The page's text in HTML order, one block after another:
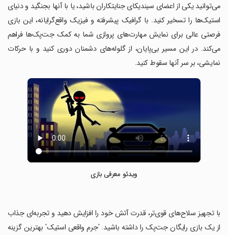
می‌توانید یکی از اعضای سیندیکای جنایتکاران باشید، یا با آنها بجنگید و دنیای
استیک‌ها را تسخیر کنید. با گرافیک پیشرفته و فیزیک واقع‌گرایانه، این بازی
فرصتی عالی برای نمایش مهارت‌های پروازی شما به کمک جت‌پک‌ها فراهم
می‌کند. در این مسیر بی‌پایان، از گلوله‌های دشمنان دوری کنید و با حرکات
نمایشی، بر سر آنها سقوط کنید.
ویدئو معرفی بازی
‏با تجهیز سلاح‌های قوی‌تر، قدرت آتش خود را افزایش دهید و تجربه‌ای جذاب
از یک بازی رایگان جت‌پک را داشته باشید. 'جرم واقعی استیک' بهترین گزینه